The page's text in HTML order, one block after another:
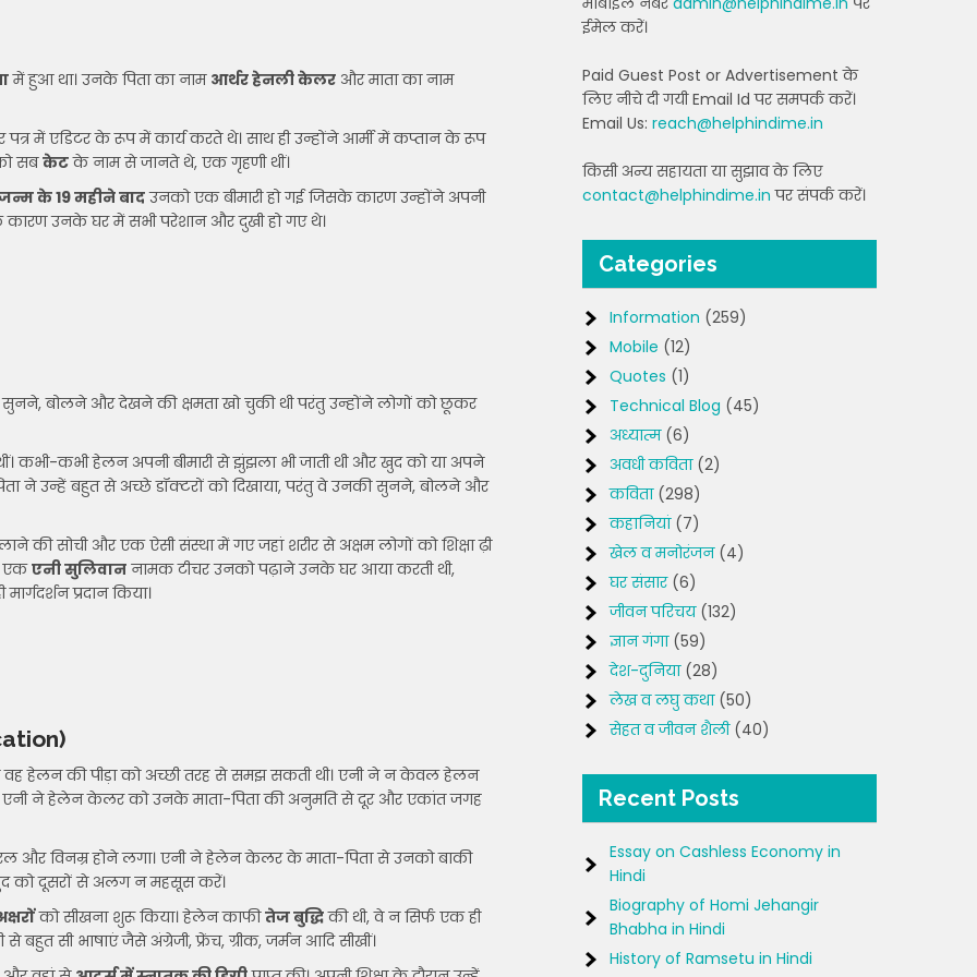
में हुआ था। उनके पिता का नाम आर्थर हेनली केलर और माता का नाम
में एडिटर के रूप में कार्य करते थे। साथ ही उन्होंने आर्मी में कप्तान के रूप
सबकेटके नाम से जानते थे, एक गृहणी थीं।
के 19 महीने बादउनको एक बीमारी हो गई जिसके कारण उन्होंने अपनी
कारण उनके घर में सभी परेशान और दुखी हो गए थे।
सुनने, बोलने और देखने की क्षमता खो चुकी थी परंतु उन्होंने लोगों को छूकर
कभी-कभी हेलन अपनी बीमारी से झुंझला भी जाती थी और खुद को या अपने
ने उन्हें बहुत से अच्छे डॉक्टरों को दिखाया, परंतु वे उनकी सुनने, बोलने और
की सोची और एक ऐसी संस्था में गए जहां शरीर से अक्षम लोगों को शिक्षा ढ़ी
एकएनी सुलिवान नामक टीचर उनको पढ़ाने उनके घर आया करती थी,
प्रदान किया।
वह हेलन की पीड़ा को अच्छी तरह से समझ सकती थी। एनी ने न केवल हेलन
एनी ने हेलेन केलर को उनके माता-पिता की अनुमति से दूर और एकांत जगह
और विनम्र होने लगा। एनी ने हेलेन केलर के माता-पिता से उनको बाकी
को दूसरों से अलग न महसूस करें।
को सीखना शुरू किया। हेलेन काफीतेज बुद्धिकी थी, वे न सिर्फ एक ही
सी भाषाएं जैसे अंग्रेजी, फ्रेंच, ग्रीक, जर्मन आदि सीखीं।
ईमेल करें।
Paid Guest Post or Advertisement के
लिए नीचे दी गयी Email Id पर समपर्क करें।
Email Us: reach@helphindime.in
किसी अन्य सहायता या सुझाव के लिए
contact@helphindime.in पर संपर्क करें।
Categories
Information (259)
Mobile (12)
Quotes (1)
Technical Blog (45)
अध्यात्म(6)
अवधी कविता(2)
कविता(298)
कहानियां(7)
खेल व मनोरंजन(4)
घर संसार(6)
जीवन परिचय(132)
ज्ञान गंगा(59)
देश-दुनिया(28)
लेख व लघु कथा(50)
सेहत व जीवन शैली(40)
Recent Posts
Essay on Cashless Economy in
Hindi
Biography of Homi Jehangir
Bhabha in Hindi
History of Ramsetu in Hindi